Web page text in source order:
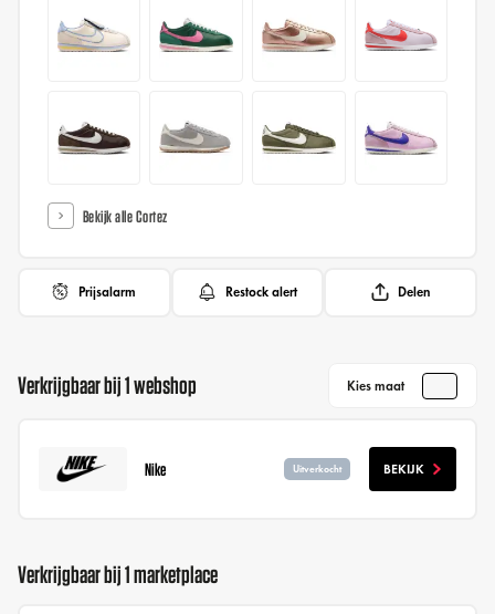
Bekijk alle Cortez
Prijsalarm Restock alert Delen
Verkrijgbaar bij 1 webshop Kies maat
Nike Uitverkocht BEKIJK
Verkrijgbaar bij 1 marketplace